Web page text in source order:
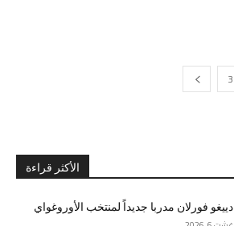
3
الأكثر قراءة
دييغو فورلان مدربا جديداً لمنتخب الأوروغواي